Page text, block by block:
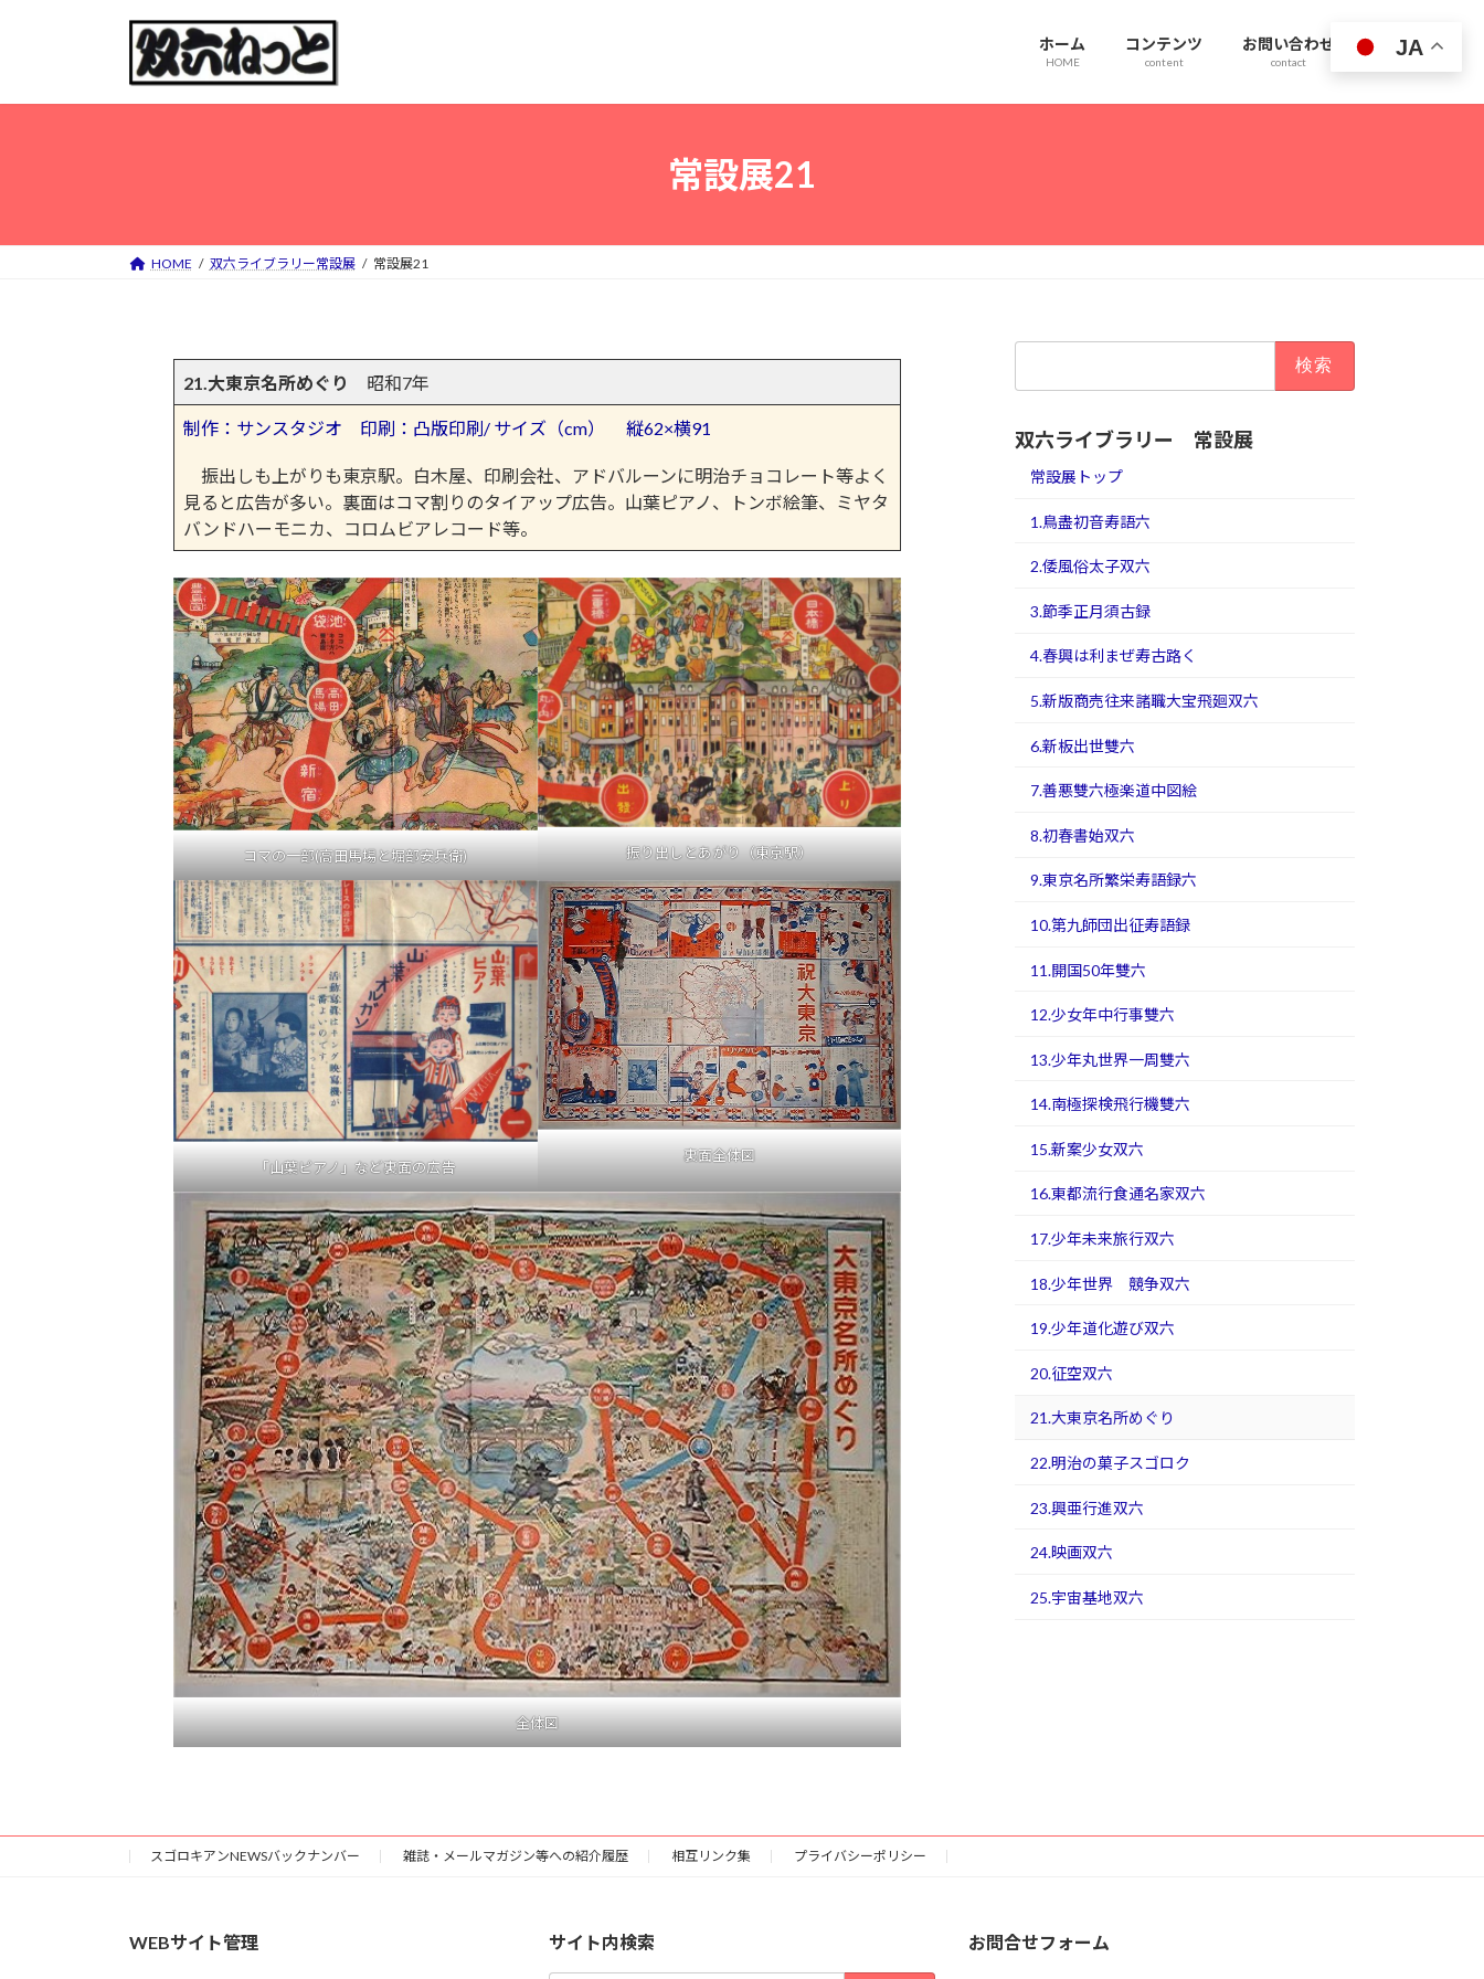
プ
動
ホーム
HOME
コンテンツ
content
お問い合わせ
contact
常設展21
HOME 双六ライブラリー常設展 常設展21
21. 大東京名所めぐり 昭和7年
制作：サンスタジオ 印刷：凸版印刷/ サイズ（cm） 縦62×横91
振出しも上がりも東京駅。白木屋、印刷会社、アドバルーンに明治チョコレート等よく
見ると広告が多い。裏面はコマ割りのタイアップ広告。山葉ピアノ、トンボ絵筆、ミヤタ
バンドハーモニカ、コロムビアレコード等。
コマの一部(高田馬場と堀部安兵衛) 振り出しとあがり（東京駅）
「山葉ピアノ」など裏面の広告
裏面全体図
全体図
双六ライブラリー 常設展
常設展トップ
1.鳥盡初音寿語六
2.倭風俗太子双六
3.節季正月須古録
4.春興は利まぜ寿古路く
5.新版商売往来諸職大宝飛廻双六
6.新板出世雙六
7.善悪雙六極楽道中図絵
8.初春書始双六
9.東京名所繁栄寿語録六
10.第九師団出征寿語録
11.開国50年雙六
12.少女年中行事雙六
13.少年丸世界一周雙六
14.南極探検飛行機雙六
15.新案少女双六
16.東都流行食通名家双六
17.少年未来旅行双六
18.少年世界 競争双六
19.少年道化遊び双六
20.征空双六
21.大東京名所めぐり
22.明治の菓子スゴロク
23.興亜行進双六
24.映画双六
25.宇宙基地双六
スゴロキアンNEWSバックナンバー 雑誌・メールマガジン等への紹介履歴 相互リンク集 プライバシーポリシー
WEBサイト管理 サイト内検索 お問合せフォーム
JA